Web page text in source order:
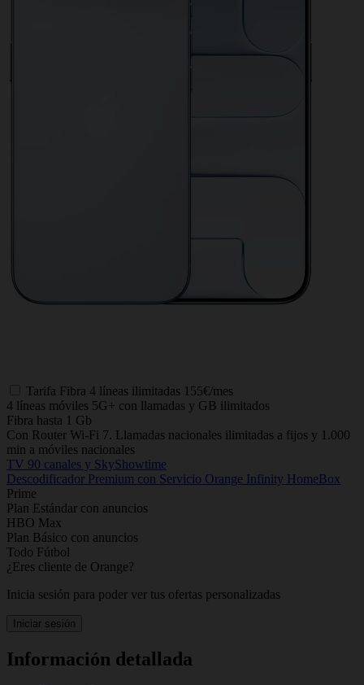
Tarifa Fibra 4 líneas ilimitadas 155€/mes
4 líneas móviles 5G+ con llamadas y GB ilimitados
Fibra hasta 1 Gb
Con Router Wi-Fi 7. Llamadas nacionales ilimitadas a fijos y 1.000
min a móviles nacionales
TV 90 canales y SkyShowtime
Descodificador Premium con Servicio Orange Infinity HomeBox
Prime
Plan Estándar con anuncios
HBO Max
Plan Básico con anuncios
Todo Fútbol
¿Eres cliente de Orange?
Inicia sesión para poder ver tus ofertas personalizadas
Iniciar sesión
Información detallada